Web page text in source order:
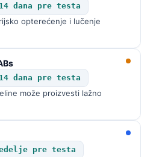
dana pre testa
opterećenje i lučenje
dana pre testa
može proizvesti lažno
pre testa